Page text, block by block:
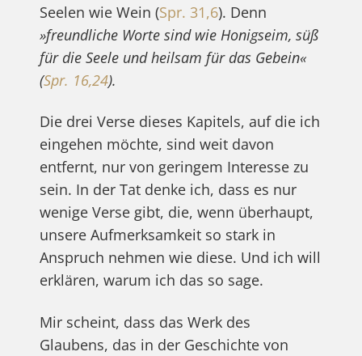
Seelen wie Wein (Spr. 31,6). Denn
»freundliche Worte sind wie Honigseim, süß
für die Seele und heilsam für das Gebein«
(Spr. 16,24).
Die drei Verse dieses Kapitels, auf die ich
eingehen möchte, sind weit davon
entfernt, nur von geringem Interesse zu
sein. In der Tat denke ich, dass es nur
wenige Verse gibt, die, wenn überhaupt,
unsere Aufmerksamkeit so stark in
Anspruch nehmen wie diese. Und ich will
erklären, warum ich das so sage.
Mir scheint, dass das Werk des
Glaubens, das in der Geschichte von